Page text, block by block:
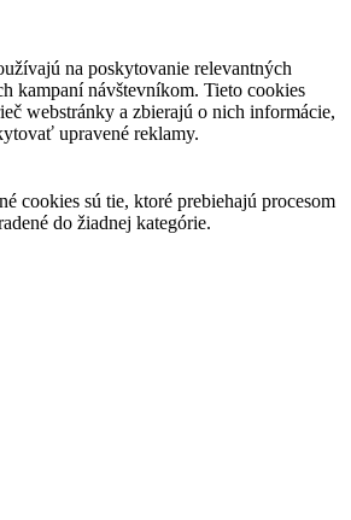
na poskytovanie relevantných
kampaní návštevníkom. Tieto cookies
webstránky a zbierajú o nich informácie,
upravené reklamy.
cookies sú tie, ktoré prebiehajú procesom
do žiadnej kategórie.